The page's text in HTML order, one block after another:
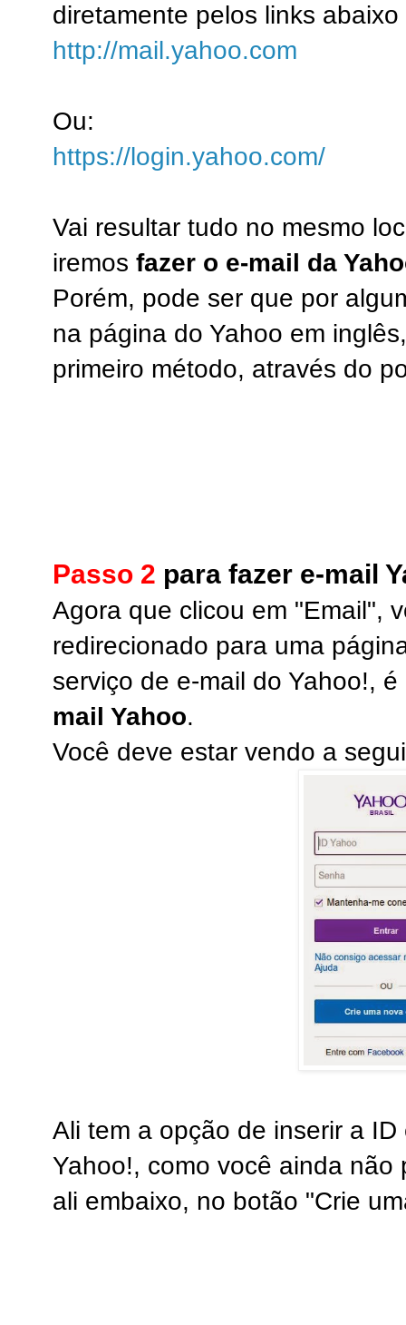
diretamente pelos links
http://mail.yahoo.com
Ou:
https://login.yahoo.com/
Vai resultar tudo no mesmo
iremos fazer o e-mail da
Porém, pode ser que por
na página do Yahoo em
primeiro método, através do
Passo 2 para fazer e-mail
Agora que clicou em "Email",
redirecionado para uma
serviço de e-mail do Yahoo!,
mail Yahoo.
Você deve estar vendo a
Ali tem a opção de inserir a
Yahoo!, como você ainda não
ali embaixo, no botão "Crie